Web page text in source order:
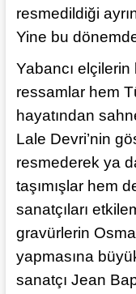
resmedildiği
Yine bu
Yabancı
ressamlar hem
hayatından
Lale Devri’nin
resmederek ya
taşımışlar hem
sanatçıları
gravürlerin
yapmasına
sanatçı Jean